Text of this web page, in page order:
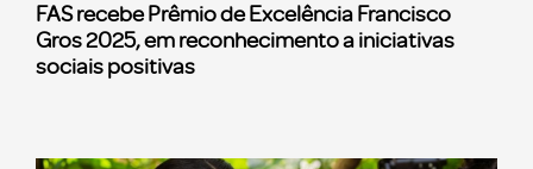
FAS recebe Prêmio de Excelência Francisco
Gros 2025, em reconhecimento a iniciativas
sociais positivas